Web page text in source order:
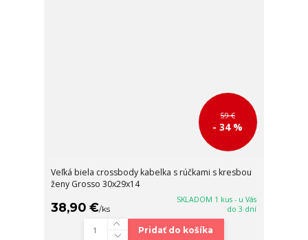
59 €
- 34 %
Veľká biela crossbody kabelka s rúčkami s kresbou
ženy Grosso 30x29x14
38,90 €/ks
SKLADOM 1 kus - u Vás
do 3 dní
Pridať do košíka